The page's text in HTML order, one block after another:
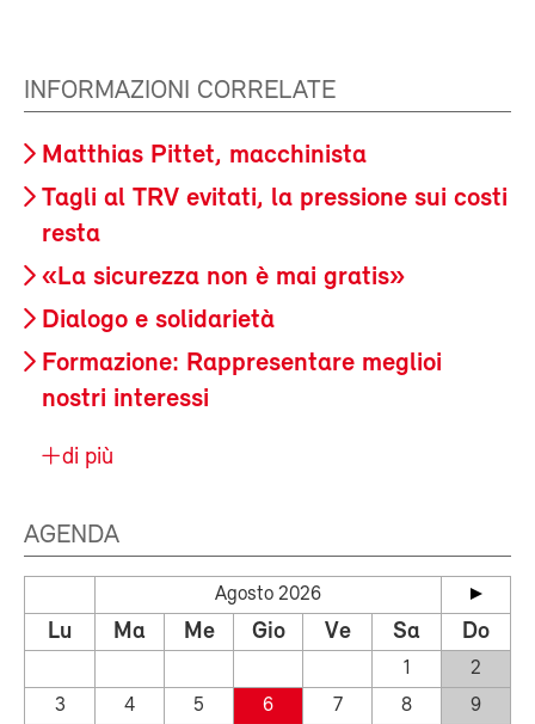
INFORMAZIONI CORRELATE
Matthias Pittet, macchinista
Tagli al TRV evitati, la pressione sui costi
resta
«La sicurezza non è mai gratis»
Dialogo e solidarietà
Formazione: Rappresentare meglioi
nostri interessi
di più
AGENDA
Agosto 2026
Lu Ma Me Gio Ve Sa Do
1
2
3
4 5 6 7 8
9